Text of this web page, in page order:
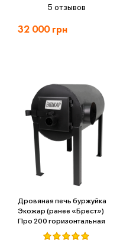
5 отзывов
32 000грн
Дровяная печь буржуйка
Экожар (ранее «Брест»)
Про 200 горизонтальная